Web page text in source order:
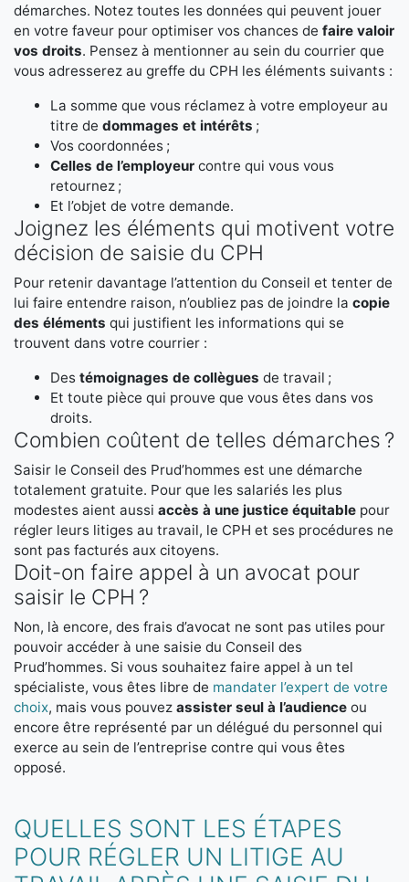
démarches. Notez toutes les données qui peuvent jouer
en votre faveur pour optimiser vos chances de faire valoir
vos droits. Pensez à mentionner au sein du courrier que
vous adresserez au greffe du CPH les éléments suivants :
La somme que vous réclamez à votre employeur au
titre de dommages et intérêts ;
Vos coordonnées ;
Celles de l’employeur contre qui vous vous
retournez ;
Et l’objet de votre demande.
Joignez les éléments qui motivent votre
décision de saisie du CPH
Pour retenir davantage l’attention du Conseil et tenter de
lui faire entendre raison, n’oubliez pas de joindre la copie
des éléments qui justifient les informations qui se
trouvent dans votre courrier :
Des témoignages de collègues de travail ;
Et toute pièce qui prouve que vous êtes dans vos
droits.
Combien coûtent de telles démarches ?
Saisir le Conseil des Prud’hommes est une démarche
totalement gratuite. Pour que les salariés les plus
modestes aient aussi accès à une justice équitable pour
régler leurs litiges au travail, le CPH et ses procédures ne
sont pas facturés aux citoyens.
Doit-on faire appel à un avocat pour
saisir le CPH ?
Non, là encore, des frais d’avocat ne sont pas utiles pour
pouvoir accéder à une saisie du Conseil des
Prud’hommes. Si vous souhaitez faire appel à un tel
spécialiste, vous êtes libre de mandater l’expert de votre
choix, mais vous pouvez assister seul à l’audience ou
encore être représenté par un délégué du personnel qui
exerce au sein de l’entreprise contre qui vous êtes
opposé.
QUELLES SONT LES ÉTAPES
POUR RÉGLER UN LITIGE AU